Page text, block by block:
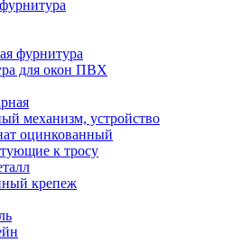
фурнитура
для окон ПВХ
механизм, устройство
оцинкованный
к тросу
крепеж